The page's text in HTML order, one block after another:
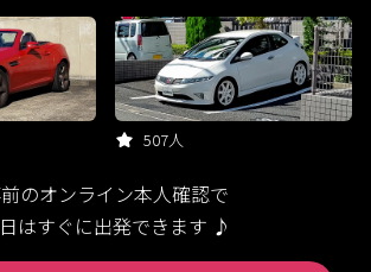
507人
のオンライン本人確認で
はすぐに出発できます ♪